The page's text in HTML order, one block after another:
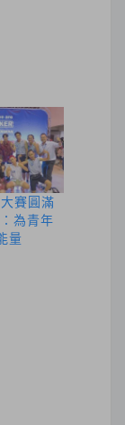
賽圓滿
為青年
量